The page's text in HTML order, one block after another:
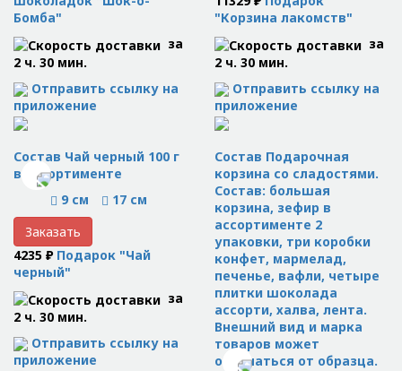
"Корзина лакомств"
за
2 ч. 30 мин.
Отправить ссылку на
приложение
Бомба"
за
2 ч. 30 мин.
Отправить ссылку на
приложение
Состав Подарочная
корзина со сладостями.
Состав: большая
корзина, зефир в
ассортименте 2
упаковки, три коробки
конфет, мармелад,
печенье, вафли, четыре
плитки шоколада
ассорти, халва, лента.
Внешний вид и марка
товаров может
отличаться от образца.
Состав Чай черный 100 г
в ассортименте
9 см
17 см
Заказать
4235 ₽ Подарок "Чай
черный"
за
2 ч. 30 мин.
Отправить ссылку на
приложение